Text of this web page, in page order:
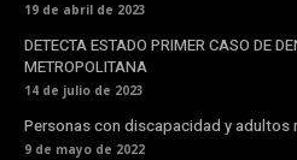
19 de abril de 2023
DETECTA ESTADO PRIMER CASO DE
METROPOLITANA
14 de julio de 2023
Personas con discapacidad y adultos
9 de mayo de 2022